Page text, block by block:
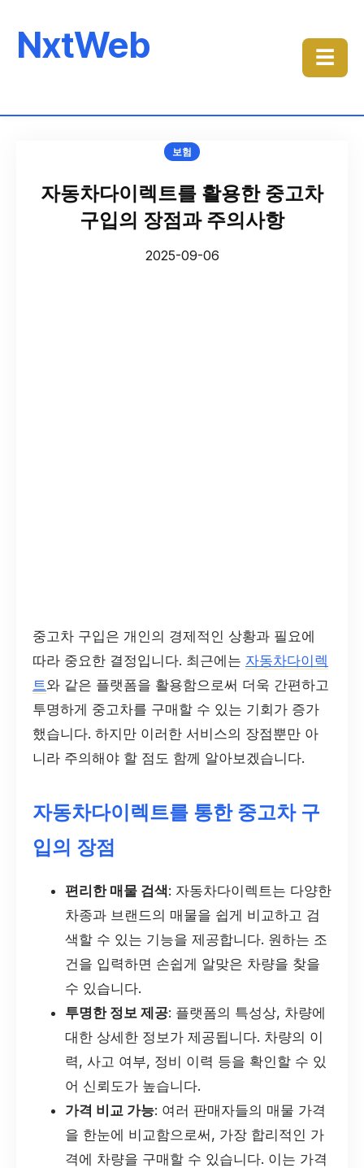
NxtWeb ☰
보험
자동차다이렉트를 활용한 중고차
구입의 장점과 주의사항
2025-09-06
중고차 구입은 개인의 경제적인 상황과 필요에
따라 중요한 결정입니다. 최근에는 자동차다이렉
트와 같은 플랫폼을 활용함으로써 더욱 간편하고
투명하게 중고차를 구매할 수 있는 기회가 증가
했습니다. 하지만 이러한 서비스의 장점뿐만 아
니라 주의해야 할 점도 함께 알아보겠습니다.
자동차다이렉트를 통한 중고차 구
입의 장점
편리한 매물 검색: 자동차다이렉트는 다양한
차종과 브랜드의 매물을 쉽게 비교하고 검
색할 수 있는 기능을 제공합니다. 원하는 조
건을 입력하면 손쉽게 알맞은 차량을 찾을
수 있습니다.
투명한 정보 제공: 플랫폼의 특성상, 차량에
대한 상세한 정보가 제공됩니다. 차량의 이
력, 사고 여부, 정비 이력 등을 확인할 수 있
어 신뢰도가 높습니다.
가격 비교 가능: 여러 판매자들의 매물 가격
을 한눈에 비교함으로써, 가장 합리적인 가
격에 차량을 구매할 수 있습니다. 이는 가격